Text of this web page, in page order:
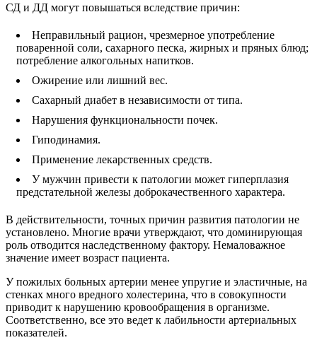
СД и ДД могут повышаться вследствие причин:
Неправильный рацион, чрезмерное употребление
поваренной соли, сахарного песка, жирных и пряных блюд;
потребление алкогольных напитков.
Ожирение или лишний вес.
Сахарный диабет в независимости от типа.
Нарушения функциональности почек.
Гиподинамия.
Применение лекарственных средств.
У мужчин привести к патологии может гиперплазия
предстательной железы доброкачественного характера.
В действительности, точных причин развития патологии не
установлено. Многие врачи утверждают, что доминирующая
роль отводится наследственному фактору. Немаловажное
значение имеет возраст пациента.
У пожилых больных артерии менее упругие и эластичные, на
стенках много вредного холестерина, что в совокупности
приводит к нарушению кровообращения в организме.
Соответственно, все это ведет к лабильности артериальных
показателей.